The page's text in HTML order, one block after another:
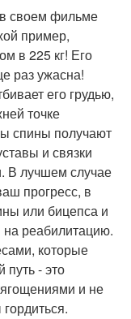
своем фильме
пример,
в 225 кг! Его
раз ужасна!
его грудью,
точке
спины получают
и связки
В лучшем случае
прогресс, в
или бицепса и
на реабилитацию.
которые
путь - это
и не